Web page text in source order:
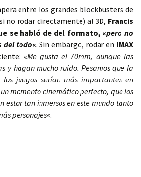
entre los grandes blockbusters de
no rodar directamente) al 3D, Francis
se habló de del formato, «pero no
del todo«. Sin embargo, rodar en IMAX
«Me gusta el 70mm, aunque las
y hagan mucho ruido. Pesamos que la
los juegos serían más impactantes en
momento cinemático perfecto, que los
estar tan inmersos en este mundo tanto
personajes«.